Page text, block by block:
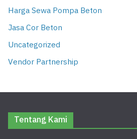
Harga Sewa Pompa Beton
Jasa Cor Beton
Uncategorized
Vendor Partnership
Tentang Kami